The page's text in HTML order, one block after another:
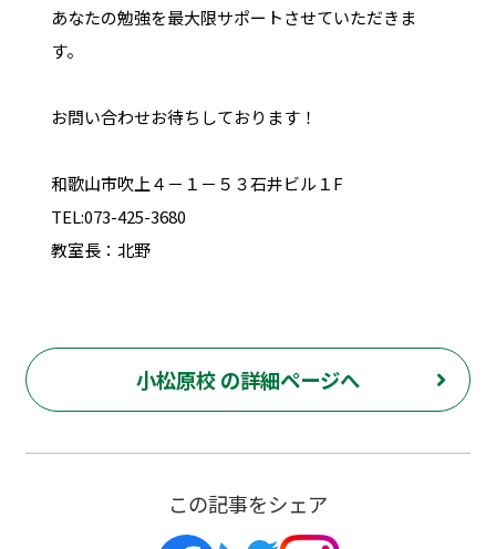
あなたの勉強を最大限サポートさせていただきま
す。
お問い合わせお待ちしております！
和歌山市吹上４－１－５３石井ビル１F
TEL:073-425-3680
教室長：北野
小松原校 の詳細ページへ
この記事をシェア